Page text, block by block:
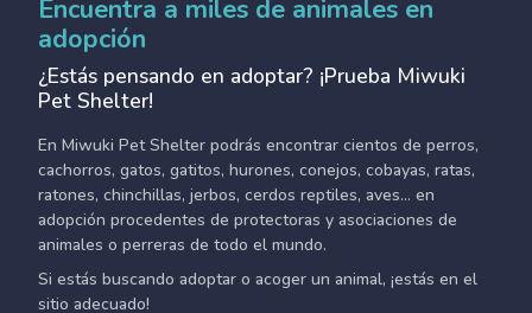
Encuentra a miles de animales en
adopción
¿Estás pensando en adoptar? ¡Prueba Miwuki
Pet Shelter!
En Miwuki Pet Shelter podrás encontrar cientos de perros,
cachorros, gatos, gatitos, hurones, conejos, cobayas, ratas,
ratones, chinchillas, jerbos, cerdos reptiles, aves... en
adopción procedentes de protectoras y asociaciones de
animales o perreras de todo el mundo.
Si estás buscando adoptar o acoger un animal, ¡estás en el
sitio adecuado!